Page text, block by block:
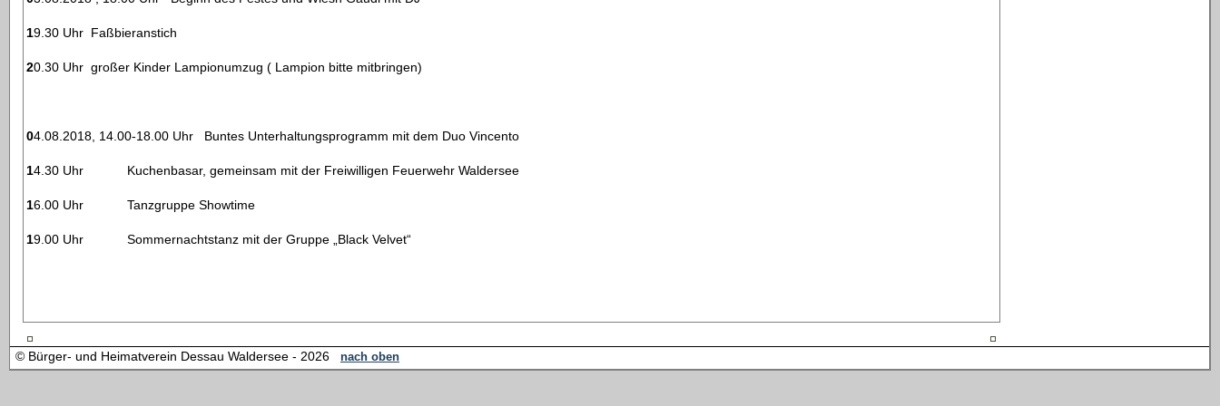
19.30 Uhr Faßbieranstich
20.30 Uhr großer Kinder Lampionumzug ( Lampion bitte mitbringen)
04.08.2018, 14.00-18.00 Uhr Buntes Unterhaltungsprogramm mit dem Duo Vincento
14.30 Uhr Kuchenbasar, gemeinsam mit der Freiwilligen Feuerwehr Waldersee
16.00 Uhr Tanzgruppe Showtime
19.00 Uhr Sommernachtstanz mit der Gruppe „Black Velvet“
© Bürger- und Heimatverein Dessau Waldersee - 2026 nach oben